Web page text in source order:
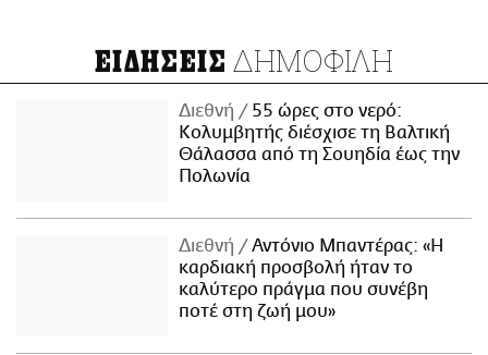
ΕΙΔΗΣΕΙΣ ΔΗΜΟΦΙΛΗ
Διεθνή
55 ώρες στο νερό:
Κολυμβητής διέσχισε τη Βαλτική
Θάλασσα από τη Σουηδία έως την
Πολωνία
Διεθνή
Αντόνιο Μπαντέρας: «Η
καρδιακή προσβολή ήταν το
καλύτερο πράγμα που συνέβη
ποτέ στη ζωή μου»